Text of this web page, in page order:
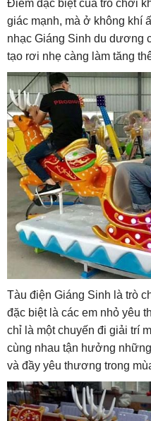
Điểm đặc biệt của trò chơi
giác mạnh, mà ở không khí
nhạc Giáng Sinh du dương
tạo rơi nhẹ càng làm tăng
Tàu điện Giáng Sinh là trò
đặc biệt là các em nhỏ yêu
chỉ là một chuyến đi giải trí
cùng nhau tận hưởng
và đầy yêu thương trong